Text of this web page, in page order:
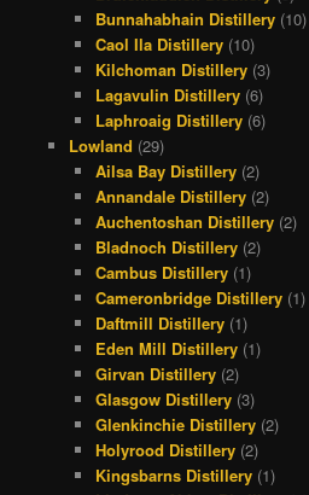
Bunnahabhain Distillery (10)
Caol Ila Distillery (10)
Kilchoman Distillery (3)
Lagavulin Distillery (6)
Laphroaig Distillery (6)
Lowland (29)
Ailsa Bay Distillery (2)
Annandale Distillery (2)
Auchentoshan Distillery (2)
Bladnoch Distillery (2)
Cambus Distillery (1)
Cameronbridge Distillery (1)
Daftmill Distillery (1)
Eden Mill Distillery (1)
Girvan Distillery (2)
Glasgow Distillery (3)
Glenkinchie Distillery (2)
Holyrood Distillery (2)
Kingsbarns Distillery (1)